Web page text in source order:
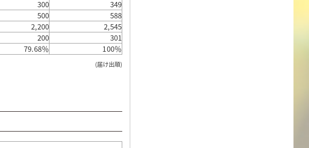
300
349
500
588
2,200
2,545
200
301
79.68％ 100％
(届け出順)